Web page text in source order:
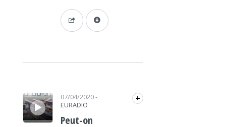
Lecteur audio 07/04/2020-
EURADIO
+
Peut-on